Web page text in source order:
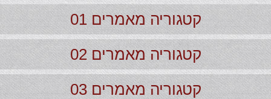
קטגוריה מאמרים 01
קטגוריה מאמרים 02
קטגוריה מאמרים 03